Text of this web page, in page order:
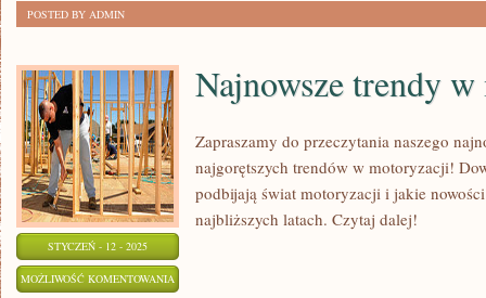
ZARZĄDZANIU
PRODUKCJĄ
ZOSTAŁA WYŁĄCZONA
POSTED BY ADMIN
STYCZEŃ - 12 - 2025
MOŻLIWOŚĆ KOMENTOWANIA
Najnowsze trendy
Zapraszamy do przeczytania naszego
najgorętszych trendów w motoryzacji!
podbijają świat motoryzacji i jakie
najbliższych latach. Czytaj dalej!